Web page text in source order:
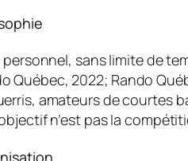
personnel, sans limite de
Québec, 2022; Rando
amateurs de courtes
n’est pas la